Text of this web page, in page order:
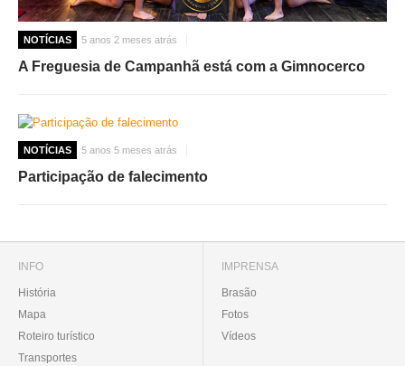
NOTÍCIAS 5 anos 2 meses atrás
A Freguesia de Campanhã está com a Gimnocerco
NOTÍCIAS 5 anos 5 meses atrás
Participação de falecimento
INFO
História
Mapa
Roteiro turístico
Transportes
IMPRENSA
Brasão
Fotos
Vídeos